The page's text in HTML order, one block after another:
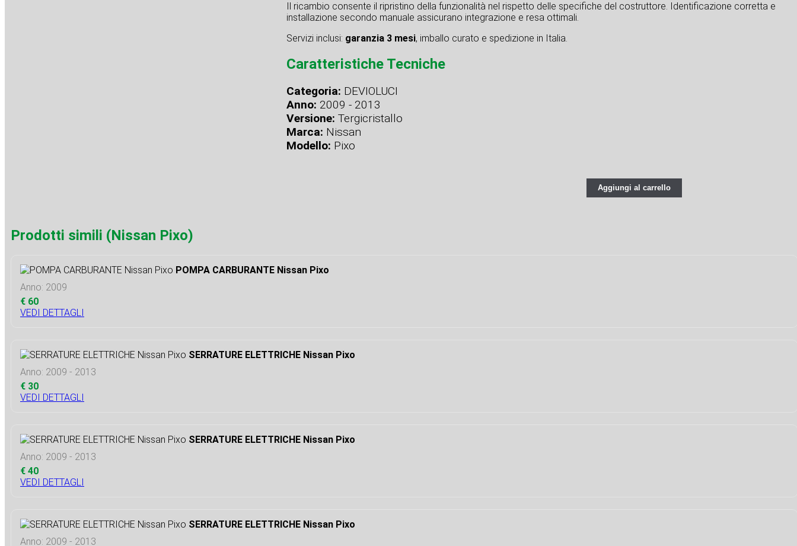
Il ricambio consente il ripristino della funzionalità nel rispetto delle specifiche del costruttore. Identificazione corretta e
installazione secondo manuale assicurano integrazione e resa ottimali.
Servizi inclusi: garanzia 3 mesi, imballo curato e spedizione in Italia.
Caratteristiche Tecniche
Categoria: DEVIOLUCI
Anno: 2009 - 2013
Versione: Tergicristallo
Marca: Nissan
Modello: Pixo
Aggiungi al carrello
Prodotti simili (Nissan Pixo)
POMPA CARBURANTE Nissan Pixo
Anno: 2009
€ 60
VEDI DETTAGLI
SERRATURE ELETTRICHE Nissan Pixo
Anno: 2009 - 2013
€ 30
VEDI DETTAGLI
SERRATURE ELETTRICHE Nissan Pixo
Anno: 2009 - 2013
€ 40
VEDI DETTAGLI
SERRATURE ELETTRICHE Nissan Pixo
Anno: 2009 - 2013